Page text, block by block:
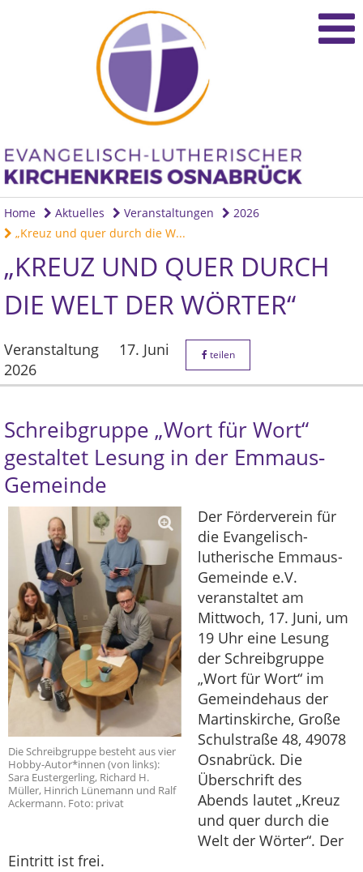
Home Aktuelles Veranstaltungen
2026
„Kreuz und quer durch die W...
„KREUZ UND QUER DURCH
DIE WELT DER WÖRTER“
Veranstaltung
17. Juni
2026
teilen
Schreibgruppe „Wort für Wort“
gestaltet Lesung in der Emmaus-
Gemeinde
Die Schreibgruppe besteht aus vier
Hobby-Autor*innen (von links):
Sara Eustergerling, Richard H.
Müller, Hinrich Lünemann und Ralf
Ackermann. Foto: privat
Der Förderverein für
die Evangelisch-
lutherische Emmaus-
Gemeinde e.V.
veranstaltet am
Mittwoch, 17. Juni, um
19 Uhr eine Lesung
der Schreibgruppe
„Wort für Wort“ im
Gemeindehaus der
Martinskirche, Große
Schulstraße 48, 49078
Osnabrück. Die
Überschrift des
Abends lautet „Kreuz
und quer durch die
Welt der Wörter“. Der
Eintritt ist frei.